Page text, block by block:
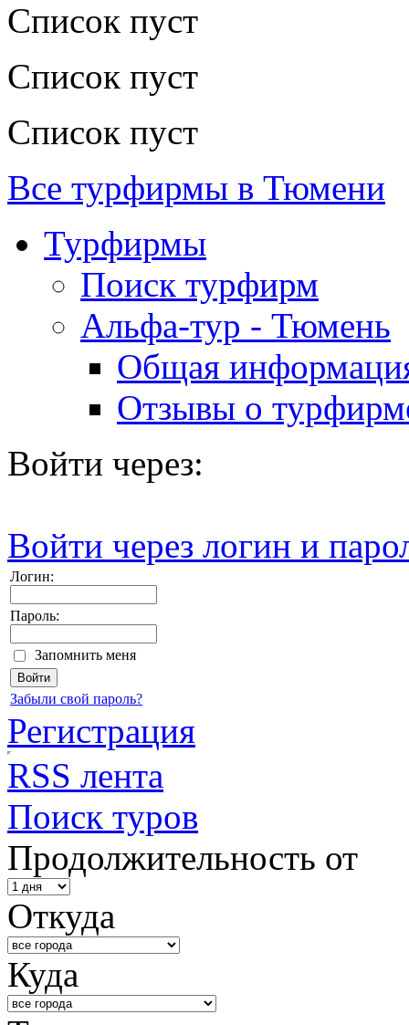
Список пуст
Список пуст
Список пуст
Все турфирмы в Тюмени
Турфирмы
Поиск турфирм
Альфа-тур - Тюмень
Общая
Отзывы о
Войти через:
Войти через логин и
Логин:
Пароль:
Запомнить меня
Забыли свой пароль?
Регистрация
RSS лента
Поиск туров
Продолжительность от
Откуда
Куда